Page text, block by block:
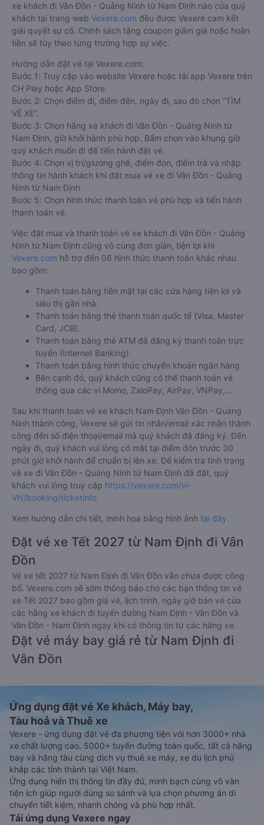
xe khách đi Vân Đồn - Quảng Ninh từ Nam Định nào của quý
khách tại trang web Vexere.com đều được Vexere cam kết
giải quyết sự cố. Chính sách tặng coupon giảm giá hoặc hoàn
tiền sẽ tùy theo từng trường hợp sự việc.
Hướng dẫn đặt vé tại Vexere.com:
Bước 1: Truy cập vào website Vexere hoặc tải app Vexere trên
CH Play hoặc App Store.
Bước 2: Chọn điểm đi, điểm đến, ngày đi, sau đó chọn “TÌM
VÉ XE”.
Bước 3: Chọn hãng xe khách đi Vân Đồn - Quảng Ninh từ
Nam Định, giờ khởi hành phù hợp. Bấm chọn vào khung giờ
quý khách muốn đi để tiến hành đặt vé.
Bước 4: Chọn vị trí/giường ghế, điểm đón, điểm trả và nhập
thông tin hành khách khi đặt mua vé xe đi Vân Đồn - Quảng
Ninh từ Nam Định
Bước 5: Chọn hình thức thanh toán vé phù hợp và tiến hành
thanh toán vé.
Việc đặt mua và thanh toán vé xe khách đi Vân Đồn - Quảng
Ninh từ Nam Định cũng vô cùng đơn giản, tiện lợi khi
Vexere.com hỗ trợ đến 06 hình thức thanh toán khác nhau
bao gồm:
Thanh toán bằng tiền mặt tại các cửa hàng tiện lợi và
siêu thị gần nhà.
Thanh toán bằng thẻ thanh toán quốc tế (Visa, Master
Card, JCB).
Thanh toán bằng thẻ ATM đã đăng ký thanh toán trực
tuyến (Internet Banking).
Thanh toán bằng hình thức chuyển khoản ngân hàng.
Bên cạnh đó, quý khách cũng có thể thanh toán vé
thông qua các ví Momo, ZaloPay, AirPay, VNPay,…
Sau khi thanh toán vé xe khách Nam Định Vân Đồn - Quảng
Ninh thành công, Vexere sẽ gửi tin nhắn/email xác nhận thành
công đến số điện thoại/email mà quý khách đã đăng ký. Đến
ngày đi, quý khách vui lòng có mặt tại điểm đón trước 30
phút giờ khởi hành để chuẩn bị lên xe. Để kiểm tra tình trạng
vé xe đi Vân Đồn - Quảng Ninh từ Nam Định đã đặt, quý
khách vui lòng truy cập https://vexere.com/vi-
VN/booking/ticketinfo
Xem hướng dẫn chi tiết, minh họa bằng hình ảnh tại đây.
Đặt vé xe Tết 2027 từ Nam Định đi Vân
Đồn
Vé xe tết 2027 từ Nam Định đi Vân Đồn vẫn chưa được công
bố. Vexere.com sẽ sớm thông báo cho các bạn thông tin vé
xe Tết 2027 bao gồm giá vé, lịch trình, ngày giờ bán vé của
các hãng xe khách đi tuyến đường Nam Định - Vân Đồn và
Vân Đồn - Nam Định ngay khi có thông tin từ các hãng xe.
Đặt vé máy bay giá rẻ từ Nam Định đi
Vân Đồn
Ứng dụng đặt vé Xe khách, Máy bay,
Tàu hoả và Thuê xe
Vexere - ứng dụng đặt vé đa phương tiện với hơn 3000+ nhà
xe chất lượng cao, 5000+ tuyến đường toàn quốc, tất cả hãng
bay và hãng tàu cùng dịch vụ thuê xe máy, xe du lịch phủ
khắp các tỉnh thành tại Việt Nam.
Ứng dụng hiển thị thông tin đầy đủ, minh bạch cùng vô vàn
tiện ích giúp người dùng so sánh và lựa chọn phương án di
chuyển tiết kiệm, nhanh chóng và phù hợp nhất.
Tải ứng dụng Vexere ngay